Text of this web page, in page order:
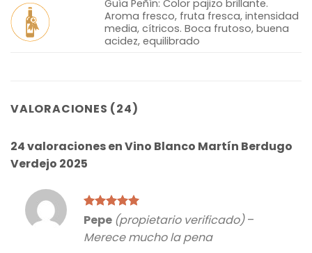
Guía Peñín: Color pajizo brillante.
Aroma fresco, fruta fresca, intensidad
media, cítricos. Boca frutoso, buena
acidez, equilibrado
VALORACIONES (24)
24 valoraciones enVino Blanco Martín Berdugo
Verdejo 2025
Valorado
con
de 5
Pepe (propietario verificado) –
Merece mucho la pena